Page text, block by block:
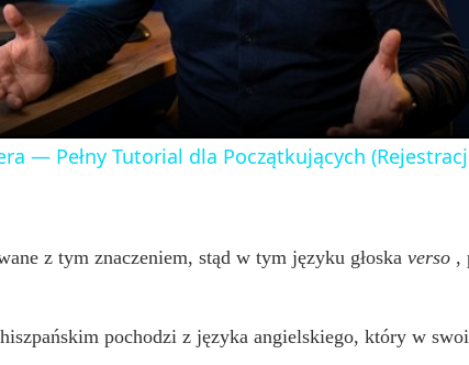
a
y
i
d
— Pełny Tutorial dla Początkujących
z tym znaczeniem, stąd w tym języku głoskaverso ,
pochodzi z języka angielskiego, który w